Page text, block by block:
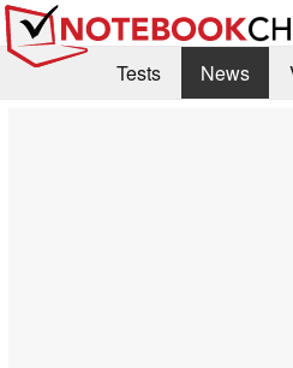
Tests News